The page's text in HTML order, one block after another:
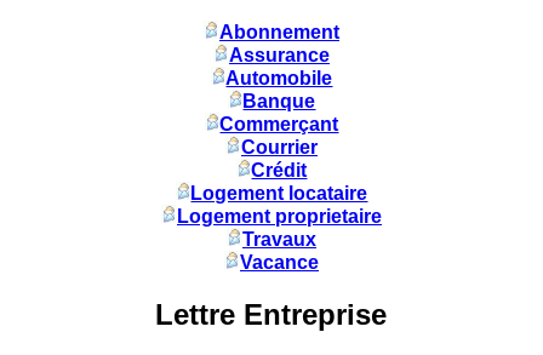
Abonnement
Assurance
Automobile
Banque
Commerçant
Courrier
Crédit
Logement locataire
Logement proprietaire
Travaux
Vacance
Lettre Entreprise